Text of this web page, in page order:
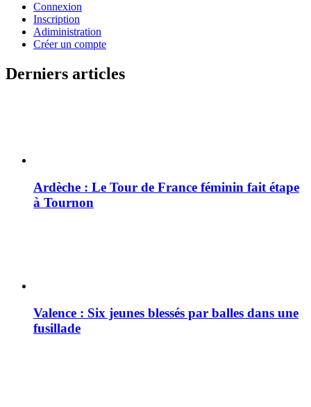
Connexion
Inscription
Adiministration
Créer un compte
Derniers articles
Ardèche : Le Tour de France féminin fait étape
à Tournon
Valence : Six jeunes blessés par balles dans une
fusillade